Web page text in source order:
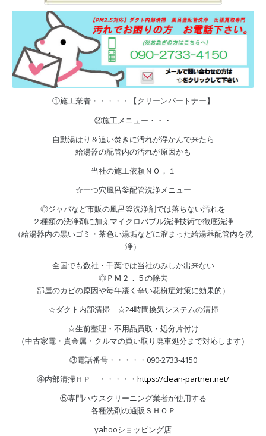
①施工業者・・・・・【クリーンパートナー】
②施工メニュー・・・
自動湯はり＆追い焚きに汚れが浮かんで来たら
給湯器の配管内の汚れが原因かも
当社の施工依頼ＮＯ，１
☆一つ穴風呂釜配管洗浄メニュー
◎ジャバなど市販の風呂釜洗浄剤では落ちない汚れを
２種類の洗浄剤に加えマイクロバブル洗浄技術で徹底洗浄
（給湯器内の黒いゴミ・茶色い湯垢などに溜まった給湯器配管内を洗
浄）
全国でも数社・千葉では当社のみしか出来ない
◎ＰＭ２．５の除去
部屋のカビの原因や毎年凄く辛い花粉症対策に効果的）
☆ダクト内部清掃 ☆24時間換気システムの清掃
☆生前整理・不用品買取・処分片付け
（中古家電・貴金属・クルマの買い取り廃車処分まで対応します）
③電話番号・・・・・090-2733-4150
④内部清掃ＨＰ ・・・・・ https://clean-partner.net/
⑤専門ハウスクリーニング業者が使用する
各種洗剤の通販ＳＨＯＰ
yahooショッピング店